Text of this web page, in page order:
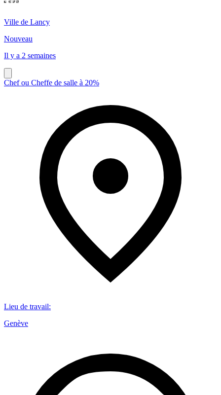
Ville de Lancy
Nouveau
Il y a 2 semaines
Chef ou Cheffe de salle à 20%
Lieu de travail:
Genève